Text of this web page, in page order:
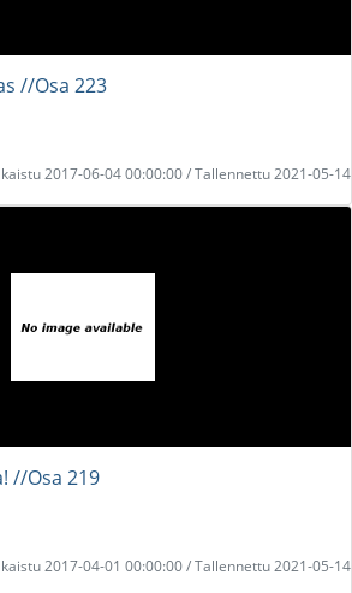
//Osa 223
2017-06-04 00:00:00 / Tallennettu 2021-05-14
//Osa 219
2017-04-01 00:00:00 / Tallennettu 2021-05-14